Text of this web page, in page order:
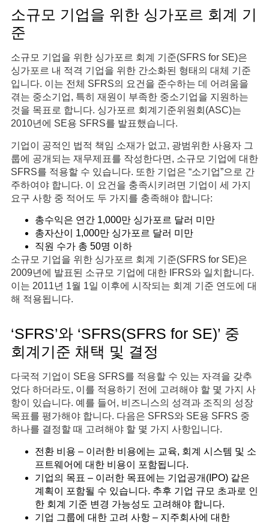
소규모 기업을 위한 싱가포르 회계 기
준
소규모 기업을 위한 싱가포르 회계 기준(SFRS for SE)은
싱가포르 내 적격 기업을 위한 간소화된 형태의 대체 기준
입니다. 이는 전체 SFRS의 요건을 준수하는 데 어려움을
겪는 중소기업, 특히 재원이 부족한 중소기업을 지원하는
것을 목표로 합니다. 싱가포르 회계기준위원회(ASC)는
2010년에 SE용 SFRS를 발표했습니다.
기업이 공적인 법적 책임 소재가 없고, 광범위한 사용자 그
룹에 공개되는 재무제표를 작성한다면, 소규모 기업에 대한
SFRS를 적용할 수 있습니다. 또한 기업은 “소기업”으로 간
주하여야 합니다. 이 요건을 충족시키려면 기업이 세 가지
요구 사항 중 적어도 두 가지를 충족해야 합니다:
총수익은 연간 1,000만 싱가포르 달러 미만
총자산이 1,000만 싱가포르 달러 미만
직원 수가 총 50명 이하
소규모 기업을 위한 싱가포르 회계 기준(SFRS for SE)은
2009년에 발표된 소규모 기업에 대한 IFRS와 일치합니다.
이는 2011년 1월 1일 이후에 시작되는 회계 기준 연도에 대
해 적용됩니다.
‘SFRS’와 ‘SFRS(SFRS for SE)’ 중
회계기준 채택 및 결정
다국적 기업이 SE용 SFRS를 적용할 수 있는 자격을 갖추
었다 하더라도, 이를 적용하기 전에 고려해야 할 몇 가지 사
항이 있습니다. 예를 들어, 비즈니스의 성격과 조직의 성장
목표를 평가해야 합니다. 다음은 SFRS와 SE용 SFRS 중
하나를 결정할 때 고려해야 할 몇 가지 사항입니다.
전환 비용 – 이러한 비용에는 교육, 회계 시스템 및 소
프트웨어에 대한 비용이 포함됩니다.
기업의 목표 – 이러한 목표에는 기업공개(IPO) 같은
계획이 포함될 수 있습니다. 추후 기업 규모 초과로 인
한 회계 기준 변경 가능성도 고려해야 합니다.
기업 그룹에 대한 고려 사항 – 지주회사에 대한